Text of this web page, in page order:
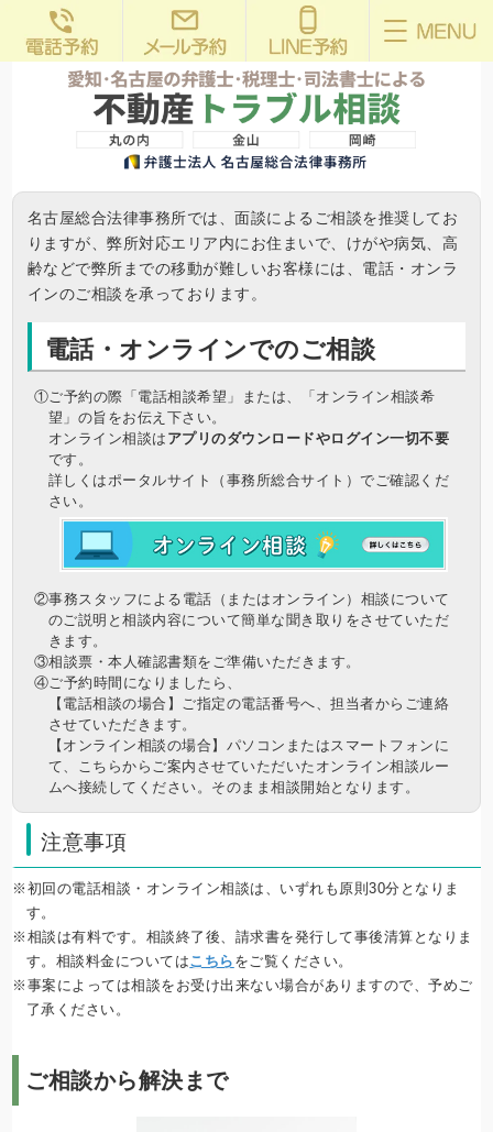
名古屋総合法律事務所では、面談によるご相談を推奨してお
りますが、弊所対応エリア内にお住まいで、けがや病気、高
齢などで弊所までの移動が難しいお客様には、電話・オンラ
インのご相談を承っております。
電話・オンラインでのご相談
①ご予約の際「電話相談希望」または、「オンライン相談希
望」の旨をお伝え下さい。
オンライン相談は アプリのダウンロードやログイン一切不要
です。
詳しくはポータルサイト（事務所総合サイト）でご確認くだ
さい。
②事務スタッフによる電話（またはオンライン）相談について
のご説明と相談内容について簡単な聞き取りをさせていただ
きます。
③相談票・本人確認書類をご準備いただきます。
④ご予約時間になりましたら、
【電話相談の場合】ご指定の電話番号へ、担当者からご連絡
させていただきます。
【オンライン相談の場合】パソコンまたはスマートフォンに
て、こちらからご案内させていただいたオンライン相談ルー
ムへ接続してください。そのまま相談開始となります。
注意事項
※初回の電話相談・オンライン相談は、いずれも原則30分となりま
す。
※相談は有料です。相談終了後、請求書を発行して事後清算となりま
す。相談料金についてはこちら をご覧ください。
※事案によっては相談をお受け出来ない場合がありますので、予めご
了承ください。
ご相談から解決まで